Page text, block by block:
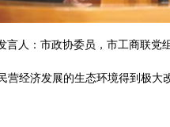
人：市政协委员，市工商联党
经济发展的生态环境得到极大